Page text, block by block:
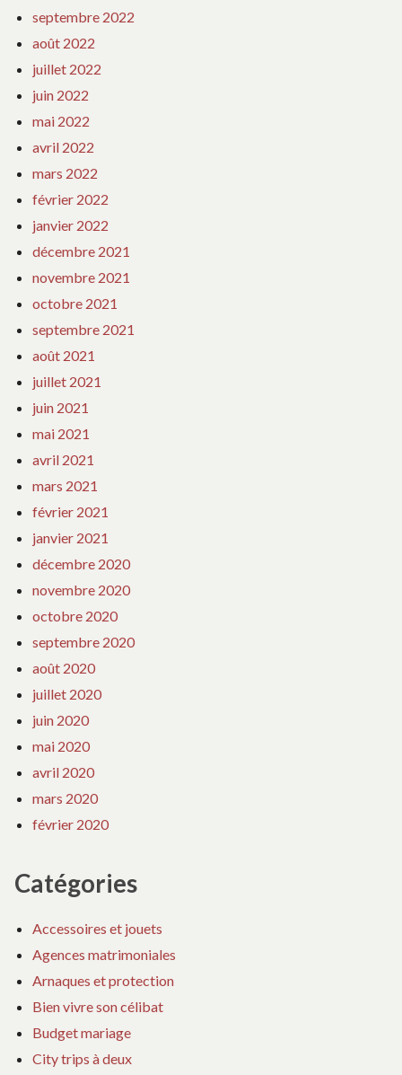
septembre 2022
août 2022
juillet 2022
juin 2022
mai 2022
avril 2022
mars 2022
février 2022
janvier 2022
décembre 2021
novembre 2021
octobre 2021
septembre 2021
août 2021
juillet 2021
juin 2021
mai 2021
avril 2021
mars 2021
février 2021
janvier 2021
décembre 2020
novembre 2020
octobre 2020
septembre 2020
août 2020
juillet 2020
juin 2020
mai 2020
avril 2020
mars 2020
février 2020
Catégories
Accessoires et jouets
Agences matrimoniales
Arnaques et protection
Bien vivre son célibat
Budget mariage
City trips à deux